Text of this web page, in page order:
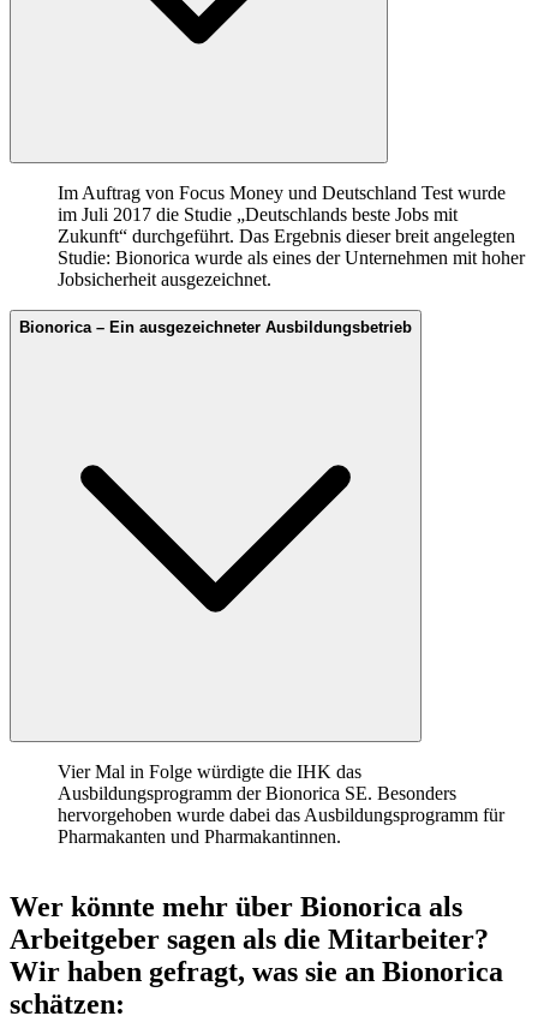
Im Auftrag von Focus Money und Deutschland Test wurde
im Juli 2017 die Studie „Deutschlands beste Jobs mit
Zukunft“ durchgeführt. Das Ergebnis dieser breit angelegten
Studie: Bionorica wurde als eines der Unternehmen mit hoher
Jobsicherheit ausgezeichnet.
Bionorica – Ein ausgezeichneter Ausbildungsbetrieb
Vier Mal in Folge würdigte die IHK das
Ausbildungsprogramm der Bionorica SE. Besonders
hervorgehoben wurde dabei das Ausbildungsprogramm für
Pharmakanten und Pharmakantinnen.
Wer könnte mehr über Bionorica als
Arbeitgeber sagen als die Mitarbeiter?
Wir haben gefragt, was sie an Bionorica
schätzen: